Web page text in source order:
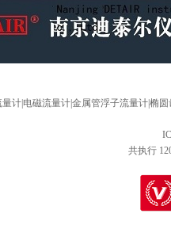
计|电磁流量计|金属管浮子流量计|椭
共执行